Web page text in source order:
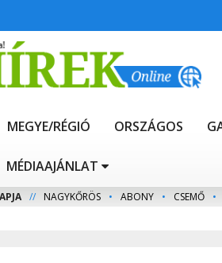
MEGYE/RÉGIÓ ORSZÁGOS
MÉDIAAJÁNLAT
// NAGYKŐRÖS • ABONY • CSEMŐ •